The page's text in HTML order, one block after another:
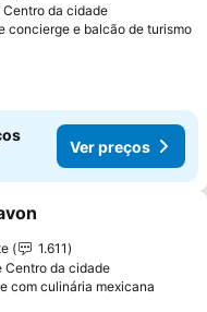
Centro da cidade
concierge e balcão de turismo
Ver preços
aos favoritos
1.611
Centro da cidade
com culinária mexicana